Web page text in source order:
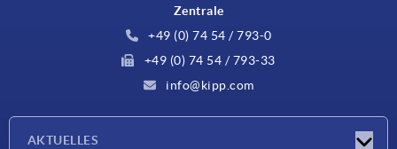
Zentrale
+49 (0) 74 54 / 793-0
+49 (0) 74 54 / 793-33
info@kipp.com
AKTUELLES